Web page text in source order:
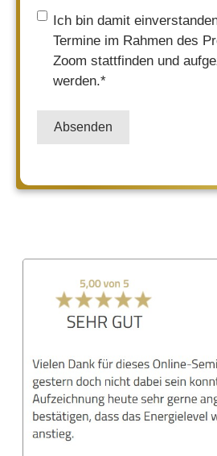
Einwilligung*
Ich bin damit
Termine im Rahmen des
Zoom stattfinden und
werden.*
Absenden